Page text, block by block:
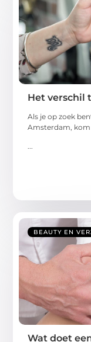
Het verschil
Als je op zoek
Amsterdam, kom
...
BEAUTY EN
Wat doet